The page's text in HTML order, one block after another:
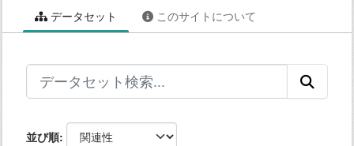
データセット このサイトについて
並び順